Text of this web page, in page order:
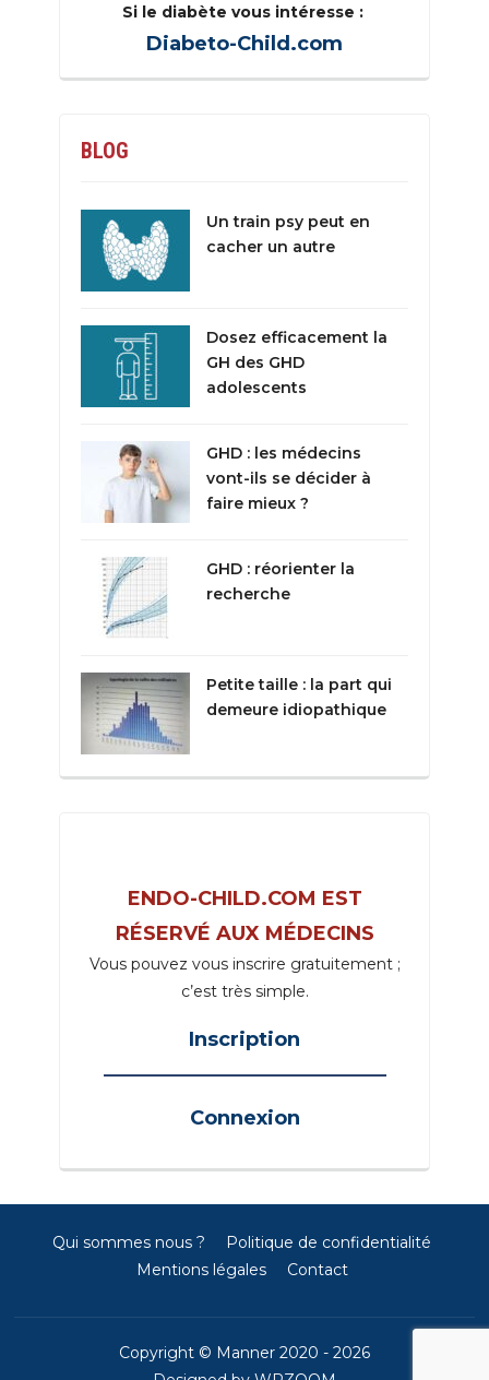
Si le diabète vous intéresse :
Diabeto-Child.com
BLOG
Un train psy peut en
cacher un autre
Dosez efficacement la
GH des GHD
adolescents
GHD : les médecins
vont-ils se décider à
faire mieux ?
GHD : réorienter la
recherche
Petite taille : la part qui
demeure idiopathique
ENDO-CHILD.COM EST
RÉSERVÉ AUX MÉDECINS
Vous pouvez vous inscrire gratuitement ;
c’est très simple.
Inscription
_____________________________________
Connexion
Qui sommes nous ?
Politique de confidentialité
Mentions légales
Contact
Copyright © Manner 2020 - 2026